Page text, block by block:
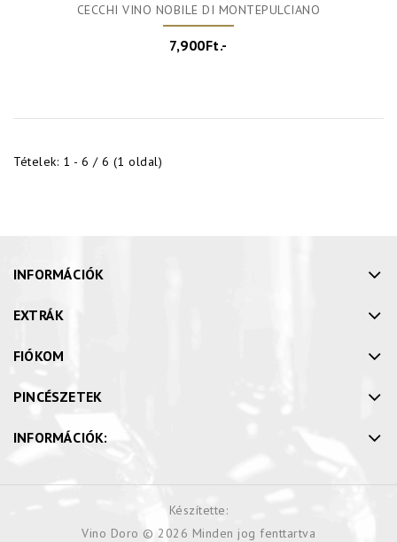
CECCHI VINO NOBILE DI MONTEPULCIANO
7,900Ft.-
Tételek: 1 - 6 / 6 (1 oldal)
INFORMÁCIÓK
EXTRÁK
FIÓKOM
PINCÉSZETEK
INFORMÁCIÓK:
Készítette:
Vino Doro © 2026 Minden jog fenttartva